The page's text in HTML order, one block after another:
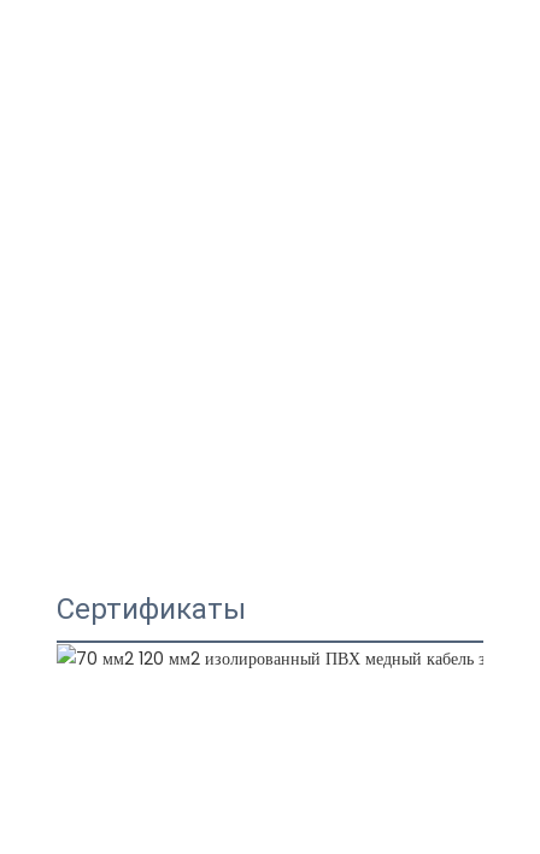
Сертификаты